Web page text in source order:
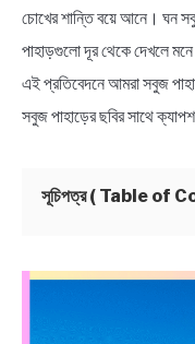
BIOGRAPHY
EDUCATIONAL
QUOTES & CAPTIONS
NEWS
Bengali
চোখের শান্তি বয়ে আনে। ঘন
পাহাড়গুলো দূর থেকে দেখলে
এই প্রতিবেদনে আমরা সবুজ
সবুজ পাহাড়ের ছবির সাথে
সূচিপত্র ( Table of